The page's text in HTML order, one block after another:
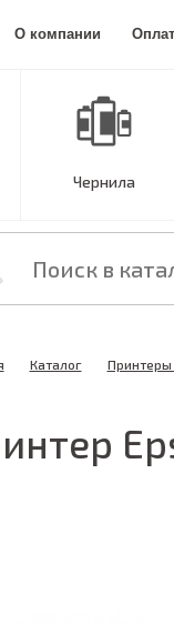
О компании
Чернила
Каталог